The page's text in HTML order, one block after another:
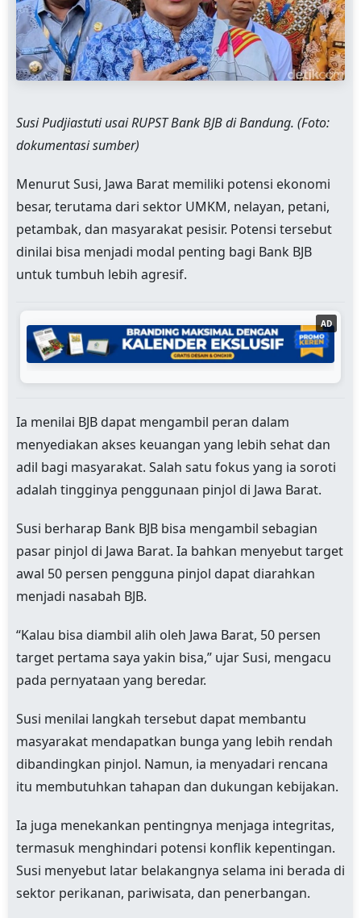
Susi Pudjiastuti usai RUPST Bank BJB di Bandung. (Foto:
dokumentasi sumber)
Menurut Susi, Jawa Barat memiliki potensi ekonomi
besar, terutama dari sektor UMKM, nelayan, petani,
petambak, dan masyarakat pesisir. Potensi tersebut
dinilai bisa menjadi modal penting bagi Bank BJB
untuk tumbuh lebih agresif.
AD
Ia menilai BJB dapat mengambil peran dalam
menyediakan akses keuangan yang lebih sehat dan
adil bagi masyarakat. Salah satu fokus yang ia soroti
adalah tingginya penggunaan pinjol di Jawa Barat.
Susi berharap Bank BJB bisa mengambil sebagian
pasar pinjol di Jawa Barat. Ia bahkan menyebut target
awal 50 persen pengguna pinjol dapat diarahkan
menjadi nasabah BJB.
“Kalau bisa diambil alih oleh Jawa Barat, 50 persen
target pertama saya yakin bisa,” ujar Susi, mengacu
pada pernyataan yang beredar.
Susi menilai langkah tersebut dapat membantu
masyarakat mendapatkan bunga yang lebih rendah
dibandingkan pinjol. Namun, ia menyadari rencana
itu membutuhkan tahapan dan dukungan kebijakan.
Ia juga menekankan pentingnya menjaga integritas,
termasuk menghindari potensi konflik kepentingan.
Susi menyebut latar belakangnya selama ini berada di
sektor perikanan, pariwisata, dan penerbangan.